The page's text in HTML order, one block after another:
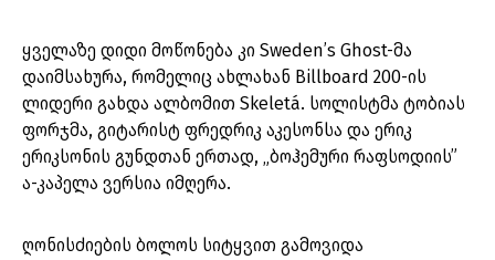
ყველაზე დიდი მოწონება კი Sweden’s Ghost-მა
დაიმსახურა, რომელიც ახლახან Billboard 200-ის
ლიდერი გახდა ალბომით Skeletá. სოლისტმა ტობიას
ფორჯმა, გიტარისტ ფრედრიკ აკესონსა და ერიკ
ერიკსონის გუნდთან ერთად, „ბოჰემური რაფსოდიის”
ა-კაპელა ვერსია იმღერა.
ღონისძიების ბოლოს სიტყვით გამოვიდა